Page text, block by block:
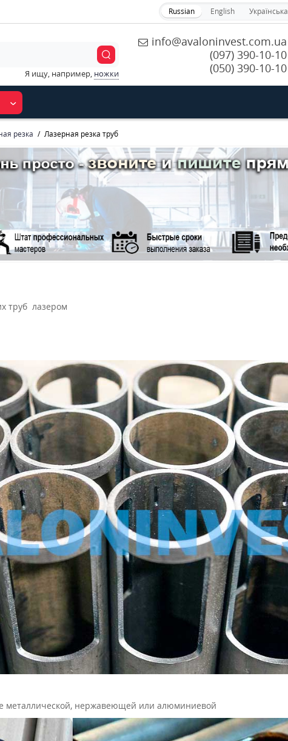
Russian English Українська
info@avaloninvest.com.ua
(097) 390-10-10
(050) 390-10-10
Я ищу, например, ножки
резка Лазерная резка труб
труб лазером
металлической, нержавеющей или алюминиевой